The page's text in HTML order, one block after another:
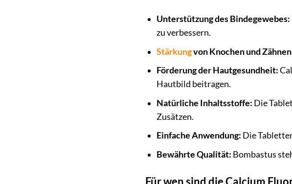
Unterstützung des Bindegewebes:
zu verbessern.
Stärkungvon Knochen und
Förderung der Hautgesundheit:
Hautbild beitragen.
Natürliche Inhaltsstoffe: Die
Zusätzen.
Einfache Anwendung: Die
Bewährte Qualität: Bombastus
Für wen sind die Calcium